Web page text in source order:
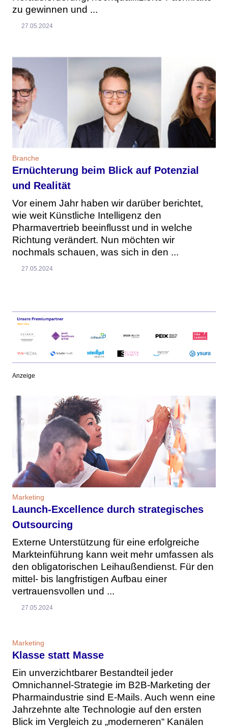
zu gewinnen und ...
27.05.2024
Branche
Ernüchterung beim Blick auf Potenzial
und Realität
Vor einem Jahr haben wir darüber berichtet,
wie weit Künstliche Intelligenz den
Pharmavertrieb beeinflusst und in welche
Richtung verändert. Nun möchten wir
nochmals schauen, was sich in den ...
27.05.2024
Anzeige
Marketing
Launch-Excellence durch strategisches
Outsourcing
Externe Unterstützung für eine erfolgreiche
Markteinführung kann weit mehr umfassen als
den obligatorischen Leihaußendienst. Für den
mittel- bis langfristigen Aufbau einer
vertrauensvollen und ...
27.05.2024
Marketing
Klasse statt Masse
Ein unverzichtbarer Bestandteil jeder
Omnichannel-Strategie im B2B-Marketing der
Pharmaindustrie sind E-Mails. Auch wenn eine
Jahrzehnte alte Technologie auf den ersten
Blick im Vergleich zu „moderneren“ Kanälen